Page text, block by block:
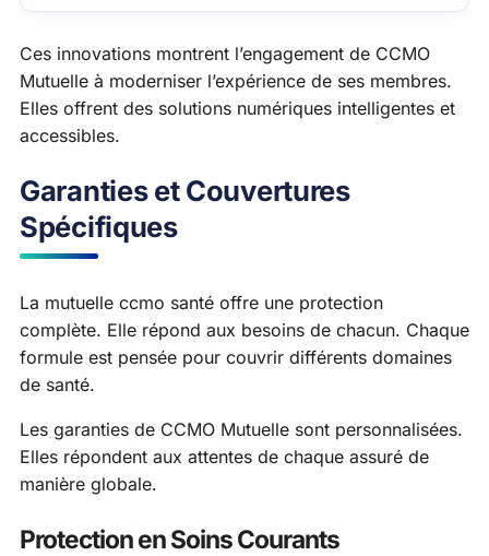
Ces innovations montrent l’engagement de CCMO
Mutuelle à moderniser l’expérience de ses membres.
Elles offrent des solutions numériques intelligentes et
accessibles.
Garanties et Couvertures
Spécifiques
La mutuelle ccmo santé offre une protection
complète. Elle répond aux besoins de chacun. Chaque
formule est pensée pour couvrir différents domaines
de santé.
Les garanties de CCMO Mutuelle sont personnalisées.
Elles répondent aux attentes de chaque assuré de
manière globale.
Protection en Soins Courants